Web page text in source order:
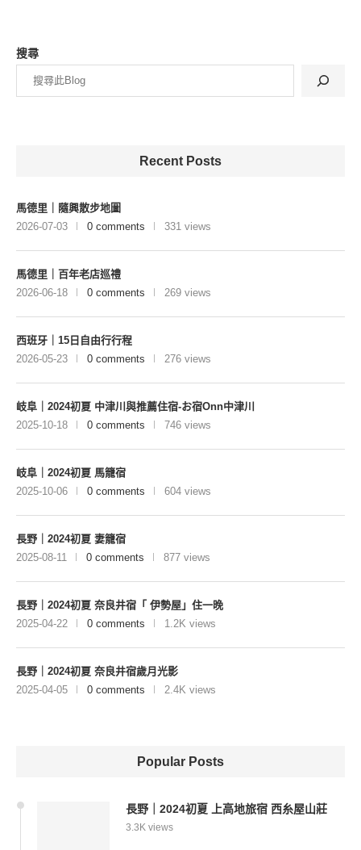
搜尋
Recent Posts
馬德里｜隨興散步地圖
2026-07-03
0 comments 331 views
馬德里｜百年老店巡禮
2026-06-18
0 comments 269 views
西班牙｜15日自由行行程
2026-05-23
0 comments 276 views
岐阜｜2024初夏 中津川與推薦住宿-お宿Onn中津川
2025-10-18
0 comments 746 views
岐阜｜2024初夏 馬籠宿
2025-10-06
0 comments 604 views
長野｜2024初夏 妻籠宿
2025-08-11
0 comments 877 views
長野｜2024初夏 奈良井宿「 伊勢屋」住一晚
2025-04-22
0 comments 1.2K views
長野｜2024初夏 奈良井宿歲月光影
2025-04-05
0 comments 2.4K views
Popular Posts
長野｜2024初夏 上高地旅宿 西糸屋山莊
3.3K views